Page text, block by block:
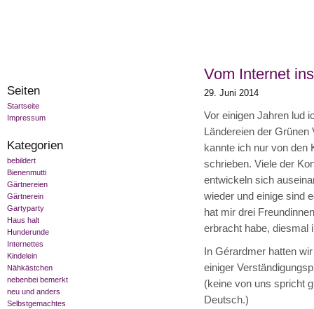
Seiten
Startseite
Impressum
Kategorien
bebildert
Bienenmutti
Gärtnereien
Gärtnerein
Gartyparty
Haus halt
Hunderunde
Internettes
Kindelein
Nähkästchen
nebenbei bemerkt
neu und anders
Selbstgemachtes
Vom Internet
29. Juni 2014
Vor einigen Jahren lud
Ländereien der
kannte ich nur von den
schrieben. Viele der
entwickeln sich
wieder und einige sind
hat mir drei
erbracht habe, diesmal
In Gérardmer hatten
einiger
(keine von uns spricht
Deutsch.)